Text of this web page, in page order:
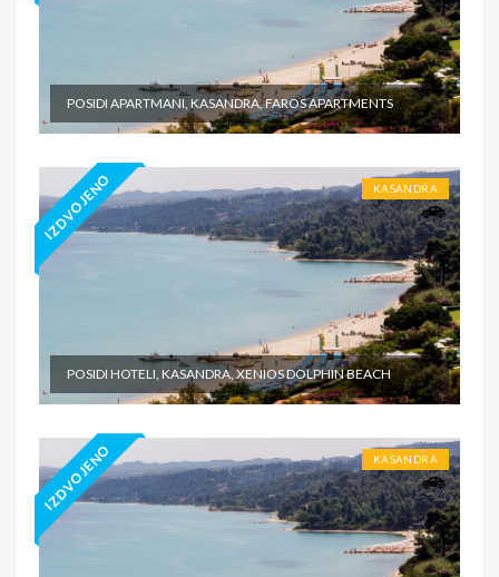
POSIDI APARTMANI, KASANDRA, FAROS APARTMENTS
IZDVOJENO KASANDRA
POSIDI HOTELI, KASANDRA, XENIOS DOLPHIN BEACH
IZDVOJENO KASANDRA